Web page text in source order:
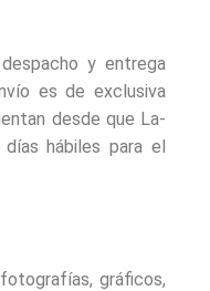
y entrega
es de exclusiva
desde que La-
hábiles para el
gráficos,